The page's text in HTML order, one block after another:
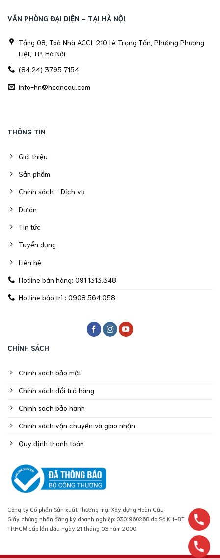
VĂN PHÒNG ĐẠI DIỆN - TẠI HÀ NỘI
Tầng 08, Toà Nhà ACCI, 210 Lê Trọng Tấn, Phường Phương
Liệt, TP. Hà Nội
(84.24) 3795 7154
info-hn@hoancau.com
THÔNG TIN
Giới thiệu
Sản phẩm
Chính sách - Dịch vụ
Dự án
Tin tức
Tuyển dụng
Liên hệ
Hotline bán hàng: 091.1313.348
Hotline bảo trì : 0908.564.058
CHÍNH SÁCH
Chính sách bảo mật
Chính sách đổi trả hàng
Chính sách bảo hành
Chính sách vận chuyển và giao nhận
Quy định thanh toán
Công ty Cổ phần Sản xuất Thương mại Xây dựng Hoàn Cầu
Giấy chứng nhận đăng ký doanh nghiệp: 0301960268 do Sở KH-ĐT
TP.HCM cấp lần đầu ngày 21 tháng 03 năm 2000